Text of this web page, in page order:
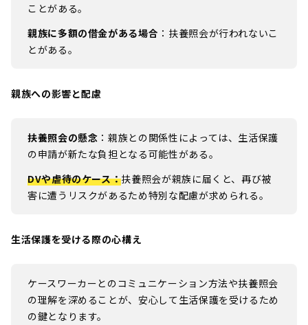
ことがある。
親族に多額の借金がある場合 ：扶養照会が行われないこ
とがある。
親族への影響と配慮
扶養照会の懸念 ：親族との関係性によっては、生活保護
の申請が新たな負担となる可能性がある。
DVや虐待のケース：扶養照会が親族に届くと、再び被
害に遭うリスクがあるため特別な配慮が求められる。
生活保護を受ける際の心構え
ケースワーカーとのコミュニケーション方法や扶養照会
の理解を深めることが、安心して生活保護を受けるため
の鍵となります。